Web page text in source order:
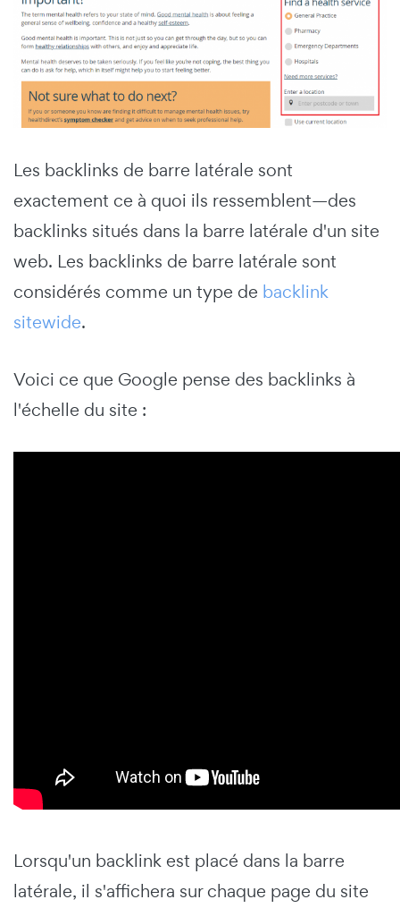
Les backlinks de barre latérale sont
exactement ce à quoi ils ressemblent—des
backlinks situés dans la barre latérale d'un site
web. Les backlinks de barre latérale sont
considérés comme un type de backlink
sitewide.
Voici ce que Google pense des backlinks à
l'échelle du site :
Lorsqu'un backlink est placé dans la barre
latérale, il s'affichera sur chaque page du site